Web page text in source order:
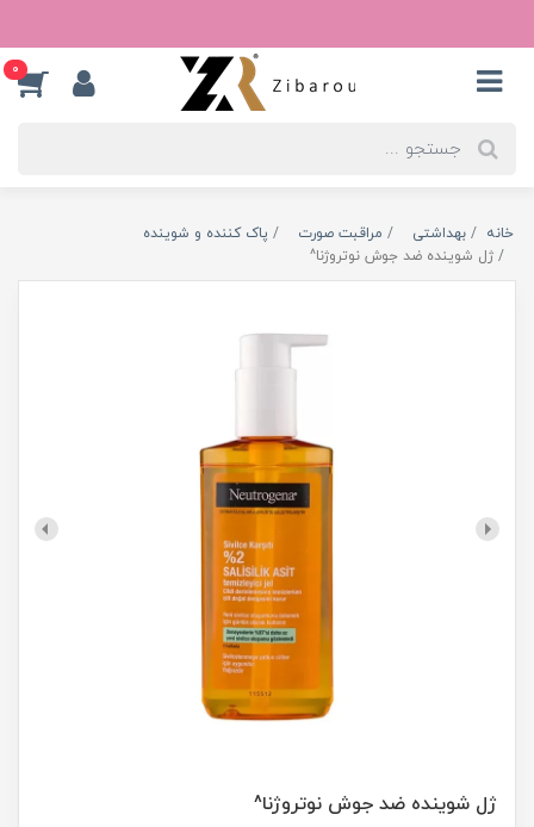
0
خانه بهداشتی مراقبت صورت
پاک کننده و شوینده
ژل شوینده ضد جوش نوتروژنا^
ژل شوینده ضد جوش نوتروژنا^